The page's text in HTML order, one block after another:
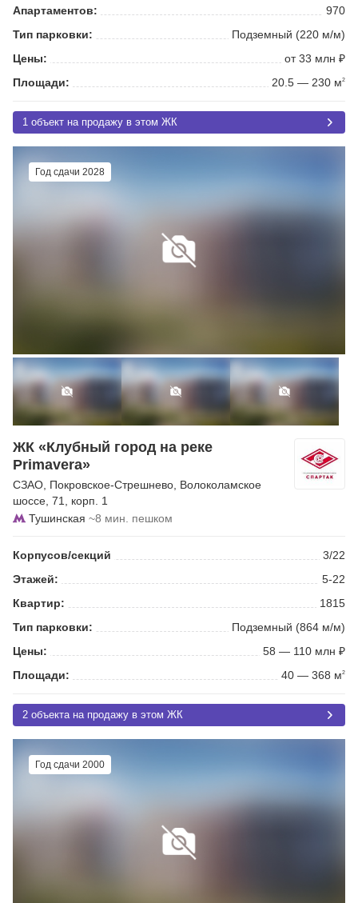
Апартаментов:
970
Тип парковки:
Подземный (220 м/м)
Цены:
от 33 млн ₽
Площади:
20.5 — 230 м2
1 объект на продажу в этом ЖК
Год сдачи 2028
ЖК «Клубный город на реке
Primavera»
СЗАО Покровское-Стрешнево Волоколамское
шоссе , 71, корп. 1
Тушинская ~8 мин. пешком
Корпусов/секций
3/22
Этажей:
5-22
Квартир:
1815
Тип парковки:
Подземный (864 м/м)
Цены:
58 — 110 млн ₽
Площади:
40 — 368 м2
2 объекта на продажу в этом ЖК
Год сдачи 2000